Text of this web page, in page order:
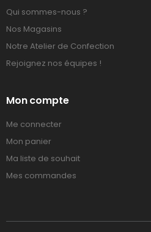
Qui sommes-nous ?
Nos Magasins
Notre Atelier de Confection
Rejoignez nos équipes !
Mon compte
Me connecter
Mon panier
Ma liste de souhait
Mes commandes